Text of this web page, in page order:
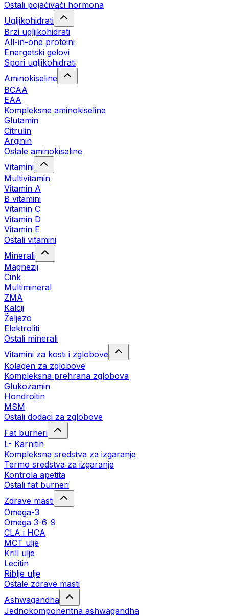
Ostali pojačivači hormona
Ugljikohidrati
Brzi ugljikohidrati
All-in-one proteini
Energetski gelovi
Spori ugljikohidrati
Aminokiseline
BCAA
EAA
Kompleksne aminokiseline
Glutamin
Citrulin
Arginin
Ostale aminokiseline
Vitamini
Multivitamin
Vitamin A
B vitamini
Vitamin C
Vitamin D
Vitamin E
Ostali vitamini
Minerali
Magnezij
Cink
Multimineral
ZMA
Kalcij
Željezo
Elektroliti
Ostali minerali
Vitamini za kosti i zglobove
Kolagen za zglobove
Kompleksna prehrana zglobova
Glukozamin
Hondroitin
MSM
Ostali dodaci za zglobove
Fat burneri
L- Karnitin
Kompleksna sredstva za izgaranje
Termo sredstva za izgaranje
Kontrola apetita
Ostali fat burneri
Zdrave masti
Omega-3
Omega 3-6-9
CLA i HCA
MCT ulje
Krill ulje
Lecitin
Riblje ulje
Ostale zdrave masti
Ashwagandha
Jednokomponentna ashwagandha